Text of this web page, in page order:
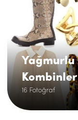
Yağmurlu
Kombinler
16 Fotoğraf